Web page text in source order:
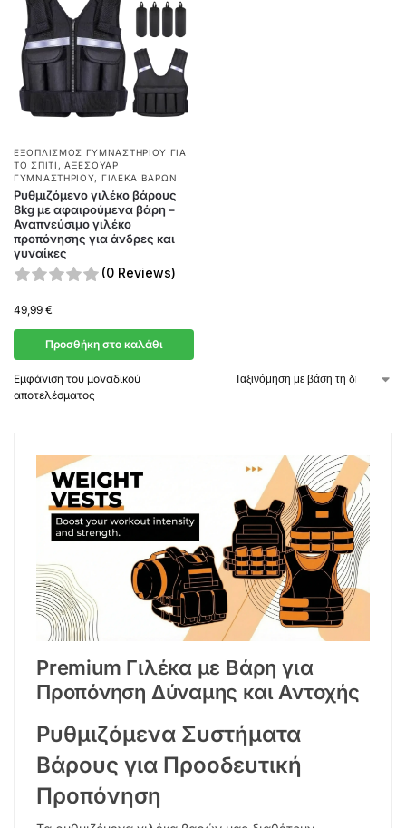
ΕΞΟΠΛΙΣΜΌΣ ΓΥΜΝΑΣΤΗΡΊΟΥ ΓΙΑ
ΤΟ ΣΠΊΤΙ ,ΑΞΕΣΟΥΆΡ
ΓΥΜΝΑΣΤΗΡΊΟΥ, ΓΙΛΈΚΑ ΒΑΡΏΝ
Ρυθμιζόμενο γιλέκο βάρους
8kg με αφαιρούμενα βάρη –
Αναπνεύσιμο γιλέκο
προπόνησης για άνδρες και
γυναίκες
(0 Reviews)
49,99 €
Προσθήκη στο καλάθι
Εμφάνιση του μοναδικού
αποτελέσματος
Premium Γιλέκα με Βάρη για
Προπόνηση Δύναμης και Αντοχής
Ρυθμιζόμενα Συστήματα
Βάρους για Προοδευτική
Προπόνηση